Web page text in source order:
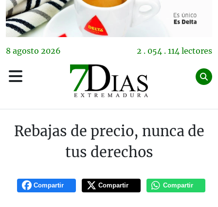
8 agosto 2026 2 . 054 . 114 lectores
Rebajas de precio, nunca de
tus derechos
Compartir Compartir Compartir